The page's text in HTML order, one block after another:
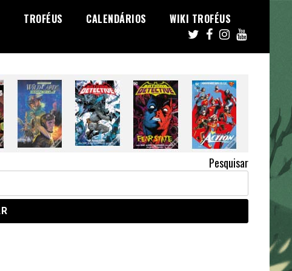
TROFÉUS CALENDÁRIOS WIKI TROFÉUS
Pesquisar